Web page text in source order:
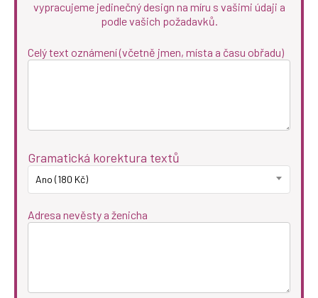
vypracujeme jedinečný design na míru s vašimi údaji a
podle vašich požadavků.
Celý text oznámení (včetně jmen, místa a času obřadu)
Gramatická korektura textů
Ano (180 Kč)
Adresa nevěsty a ženicha